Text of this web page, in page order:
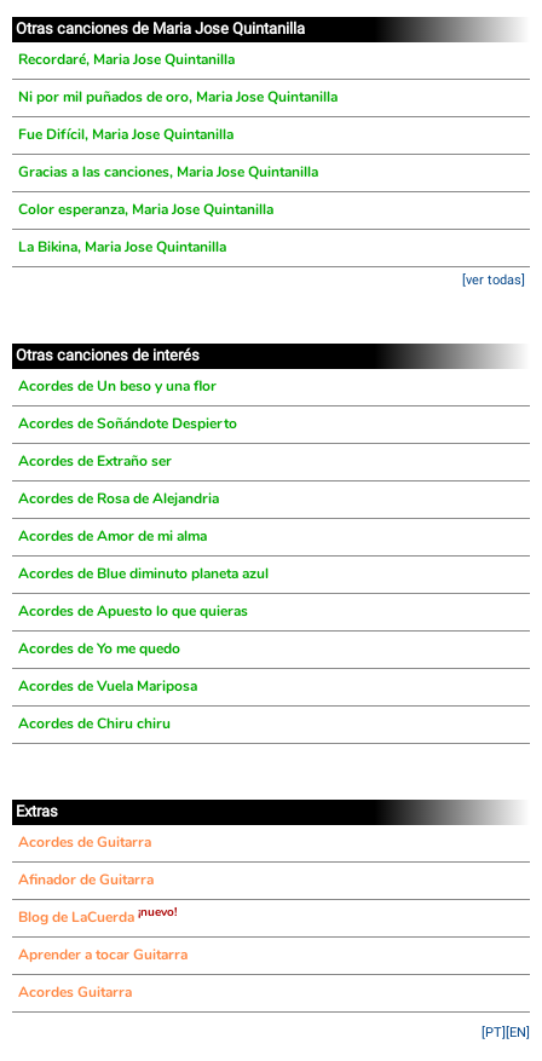
Otras canciones de Maria Jose Quintanilla
Recordaré, Maria Jose Quintanilla
Ni por mil puñados de oro, Maria Jose Quintanilla
Fue Difícil, Maria Jose Quintanilla
Gracias a las canciones, Maria Jose Quintanilla
Color esperanza, Maria Jose Quintanilla
La Bikina, Maria Jose Quintanilla
[ver todas]
Otras canciones de interés
Acordes de Un beso y una flor
Acordes de Soñándote Despierto
Acordes de Extraño ser
Acordes de Rosa de Alejandria
Acordes de Amor de mi alma
Acordes de Blue diminuto planeta azul
Acordes de Apuesto lo que quieras
Acordes de Yo me quedo
Acordes de Vuela Mariposa
Acordes de Chiru chiru
Extras
Acordes de Guitarra
Afinador de Guitarra
Blog de LaCuerda ¡nuevo!
Aprender a tocar Guitarra
Acordes Guitarra
[EN]
[PT]